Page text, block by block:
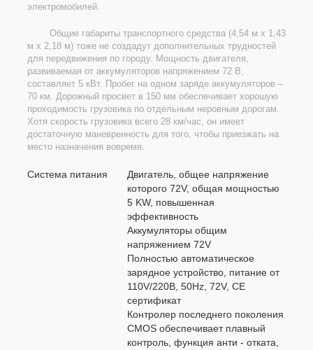
электромобилей.
Общие габариты транспортного средства (4,54 м х 1,43
м х 2,18 м) тоже не создадут дополнительных трудностей
для передвижения по городу. Мощность двигателя,
развиваемая от аккумуляторов напряжением 72 В,
составляет 5 кВт. Пробег на одном заряде аккумуляторов –
70 км. Дорожный просвет в 150 мм обеспечивает хорошую
проходимость грузовика по отдельным неровным дорогам.
Хотя скорость грузовика всего 28 км/час, он имеет
достаточную маневренность для того, чтобы приезжать на
место назначения вовремя.
Система питания
Двигатель, общее напряжение
которого 72V, общая мощностью
5 KW, повышенная
эффективность
Аккумуляторы общим
напряжением 72V
Полностью автоматическое
зарядное устройство, питание от
110V/220В, 50Hz, 72V, CE
сертификат
Контролер последнего поколения
CMOS обеспечивает плавный
контроль, функция анти - отката,